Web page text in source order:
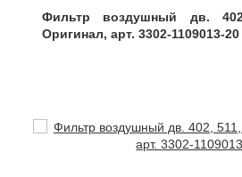
Фильтр воздушный дв.
Оригинал, арт. 3302-1109013-20